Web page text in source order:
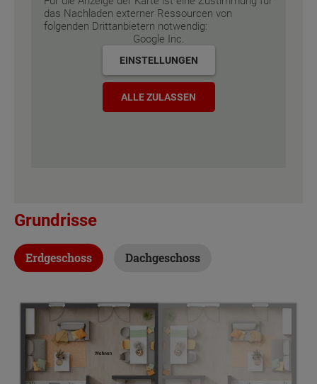
das Nachladen externer Ressourcen von
folgenden Drittanbietern notwendig:
Google Inc.
EINSTELLUNGEN
ALLE ZULASSEN
Grundrisse
Erdgeschoss Dachgeschoss